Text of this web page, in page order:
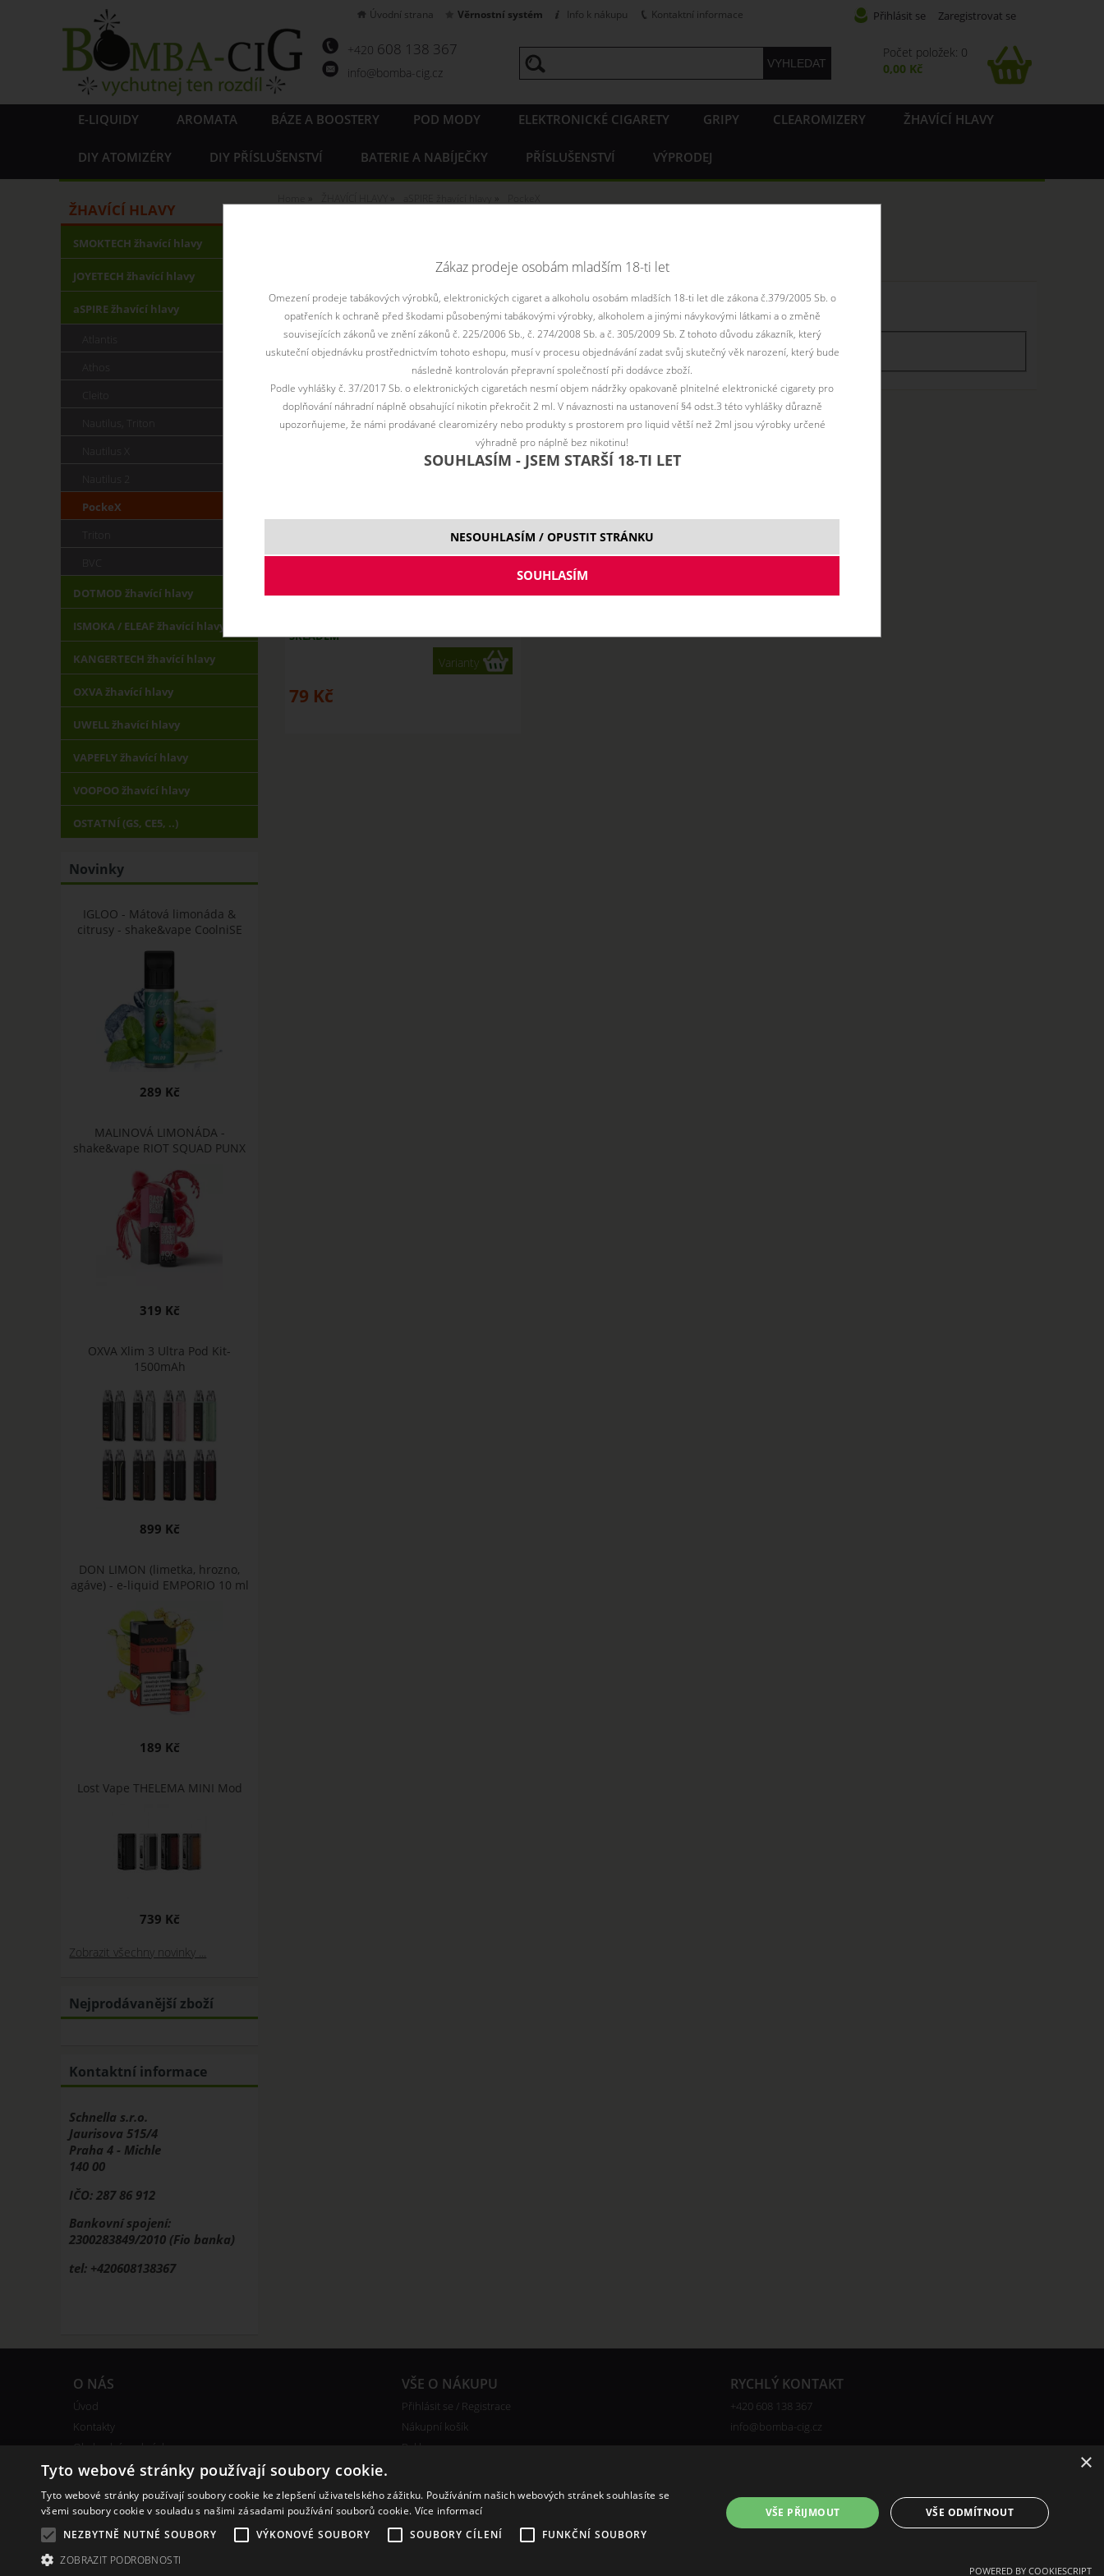
+420 608 138 367
info@bomba-cig.cz
Přihlásit se Zaregistrovat se
Počet položek: 0
0,00 Kč
E-LIQUIDY AROMATA BÁZE A BOOSTERY POD MODY ELEKTRONICKÉ CIGARETY GRIPY CLEAROMIZERY ŽHAVÍCÍ HLAVY
DIY ATOMIZÉRY DIY PŘÍSLUŠENSTVÍ BATERIE A NABÍJEČKY PŘÍSLUŠENSTVÍ VÝPRODEJ
Úvodní strana Věrnostní systém Info k nákupu Kontaktní informace
Řadit podle:
pouze skladem
Filtr dostupnosti
není skladem
není skladem skadem skaldem skladem
Žhavící hlava pro Aspire PockeX
SKLADEM
Varianty
79 Kč
ŽHAVÍCÍ HLAVY
SMOKTECH žhavící hlavy
JOYETECH žhavící hlavy
aSPIRE žhavící hlavy
Nautilus, Triton
Nautilus X
Nautilus 2
PockeX
Triton
DOTMOD žhavící hlavy
ISMOKA / ELEAF žhavící hlavy
KANGERTECH žhavící hlavy
OXVA žhavící hlavy
UWELL žhavící hlavy
VAPEFLY žhavící hlavy
VOOPOO žhavící hlavy
OSTATNÍ (GS, CE5, ..)
Novinky
IGLOO - Mátová limonáda &
citrusy - shake&vape CoolniSE
289 Kč
MALINOVÁ LIMONÁDA -
shake&vape RIOT SQUAD PUNX
319 Kč
OXVA Xlim 3 Ultra Pod Kit-
1500mAh
899 Kč
DON LIMON (limetka, hrozno,
agáve) - e-liquid EMPORIO 10 ml
189 Kč
Lost Vape THELEMA MINI Mod
739 Kč
Zobrazit všechny novinky ...
Nejprodávanější zboží
Kontaktní informace
Schnella s.r.o.
Jaurisova 515/4
Praha 4 - Michle
140 00
IČO: 287 86 912
Bankovní spojení:
2300283849/2010 (Fio banka)
tel: +420608138367
O NÁS
Úvod
Kontakty
Obchodní podmínky
Bonusový program
VŠE O NÁKUPU
Přihlásit se / Registrace
Nákupní košík
Reklamace
Certifikáty
RYCHLÝ KONTAKT
+420 608 138 367
info@bomba-cig.cz
Zákaz prodeje osobám mladším 18-ti let
Omezení prodeje tabákových výrobků, elektronických cigaret a alkoholu osobám mladších 18-ti let dle zákona č.379/2005 Sb. o
opatřeních k ochraně před škodami působenými tabákovými výrobky, alkoholem a jinými návykovými látkami a o změně
souvisejících zákonů ve znění zákonů č. 225/2006 Sb., č. 274/2008 Sb. a č. 305/2009 Sb. Z tohoto důvodu zákazník, který
uskuteční objednávku prostřednictvím tohoto eshopu, musí v procesu objednávání zadat svůj skutečný věk narození, který bude
následně kontrolován přepravní společností při dodávce zboží.
Podle vyhlášky č. 37/2017 Sb. o elektronických cigaretách nesmí objem nádržky opakovaně plnitelné elektronické cigarety pro
doplňování náhradní náplně obsahující nikotin překročit 2 ml. V návaznosti na ustanovení §4 odst.3 této vyhlášky důrazně
upozorňujeme, že námi prodávané clearomizéry nebo produkty s prostorem pro liquid větší než 2ml jsou výrobky určené
výhradně pro náplně bez nikotinu!
SOUHLASÍM - JSEM STARŠÍ 18-TI LET
NESOUHLASÍM / OPUSTIT STRÁNKU
×
Tyto webové stránky používají soubory cookie.
Tyto webové stránky používají soubory cookie ke zlepšení uživatelského zážitku. Používáním našich webových stránek souhlasíte se
všemi soubory cookie v souladu s našimi zásadami používání souborů cookie. Více informací
NEZBYTNĚ NUTNÉ SOUBORY
VÝKONOVÉ SOUBORY SOUBORY CÍLENÍ
FUNKČNÍ SOUBORY
ZOBRAZIT PODROBNOSTI
VŠE PŘIJMOUT VŠE ODMÍTNOUT
POWERED BY COOKIESCRIPT